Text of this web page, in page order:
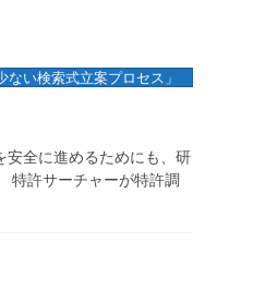
い検索式立案プロセス」
安全に進めるためにも、研
特許サーチャーが特許調